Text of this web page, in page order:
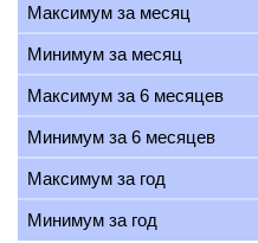
Максимум за месяц
Минимум за месяц
Максимум за 6 месяцев
Минимум за 6 месяцев
Максимум за год
Минимум за год